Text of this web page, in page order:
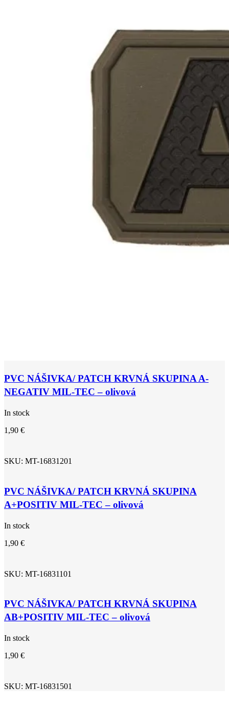
PVC NÁŠIVKA/ PATCH KRVNÁ SKUPINA A-
NEGATIV MIL-TEC – olivová
In stock
1,90 €
SKU: MT-16831201
PVC NÁŠIVKA/ PATCH KRVNÁ SKUPINA
A+POSITIV MIL-TEC – olivová
In stock
1,90 €
SKU: MT-16831101
PVC NÁŠIVKA/ PATCH KRVNÁ SKUPINA
AB+POSITIV MIL-TEC – olivová
In stock
1,90 €
SKU: MT-16831501